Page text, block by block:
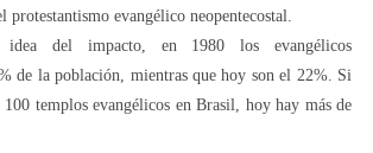
evangélico neopentecostal.
idea del impacto, en 1980 los evangélicos
de la población, mientras que hoy son el 22%. Si
100 templos evangélicos en Brasil, hoy hay más de